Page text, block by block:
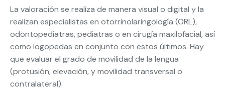
La valoración se realiza de manera visual o digital y la
realizan especialistas en otorrinolaringología (ORL),
odontopediatras, pediatras o en cirugía maxilofacial, así
como logopedas en conjunto con estos últimos. Hay
que evaluar el grado de movilidad de la lengua
(protusión, elevación, y movilidad transversal o
contralateral).